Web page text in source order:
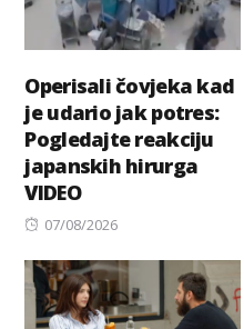
Operisali čovjeka kad
je udario jak potres:
Pogledajte reakciju
japanskih hirurga
VIDEO
Posted
07/08/2026